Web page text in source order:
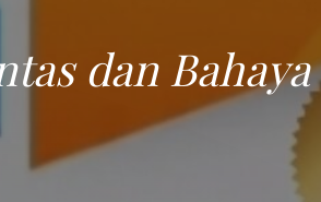
dan Bahaya